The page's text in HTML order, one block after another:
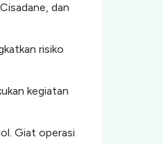
dan
risiko
kegiatan
Giat operasi